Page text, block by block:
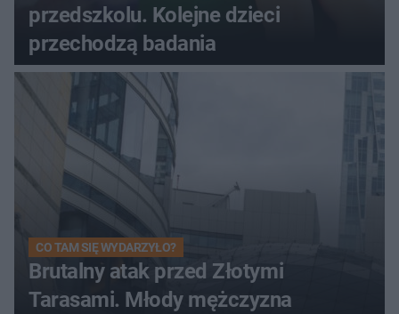
przedszkolu. Kolejne dzieci
przechodzą badania
CO TAM SIĘ WYDARZYŁO?
Brutalny atak przed Złotymi
Tarasami. Młody mężczyzna